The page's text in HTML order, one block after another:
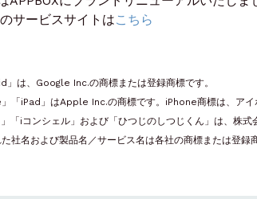
サービスサイトはこちら
は、Google Inc.の商標または登録商標です。
「iPad」はApple Inc.の商標です。iPhone商標は、アイ
「iコンシェル」および「ひつじのしつじくん」は、株式
社名および製品名／サービス名は各社の商標または登録